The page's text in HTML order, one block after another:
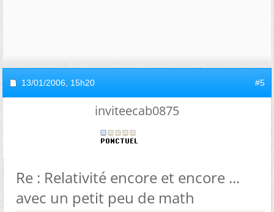
13/01/2006, 15h20 #5
inviteecab0875
Re : Relativité encore et encore ...
avec un petit peu de math